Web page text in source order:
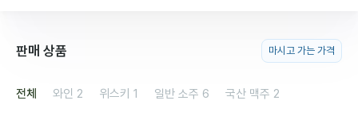
판매 상품 마시고 가는 가격
전체 와인 2 위스키 1 일반 소주 6 국산 맥주 2